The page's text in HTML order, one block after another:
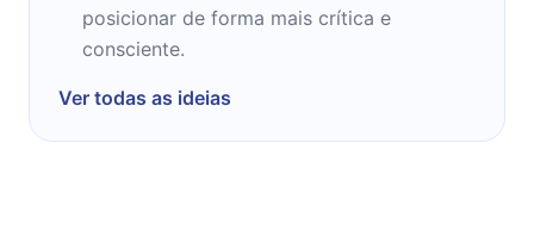
posicionar de forma mais crítica e
consciente.
Ver todas as ideias